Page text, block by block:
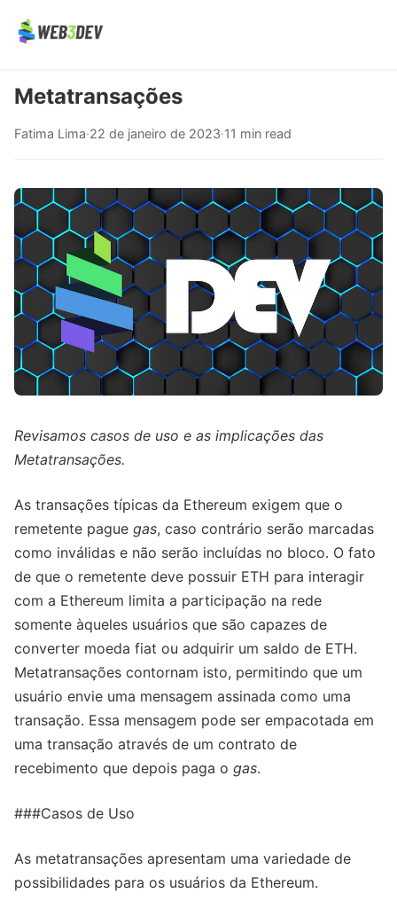
Metatransações
Fatima Lima·22 de janeiro de 2023·11 min read
Revisamos casos de uso e as implicações das
Metatransações.
As transações típicas da Ethereum exigem que o
remetente pague gas, caso contrário serão marcadas
como inválidas e não serão incluídas no bloco. O fato
de que o remetente deve possuir ETH para interagir
com a Ethereum limita a participação na rede
somente àqueles usuários que são capazes de
converter moeda fiat ou adquirir um saldo de ETH.
Metatransações contornam isto, permitindo que um
usuário envie uma mensagem assinada como uma
transação. Essa mensagem pode ser empacotada em
uma transação através de um contrato de
recebimento que depois paga o gas.
###Casos de Uso
As metatransações apresentam uma variedade de
possibilidades para os usuários da Ethereum.